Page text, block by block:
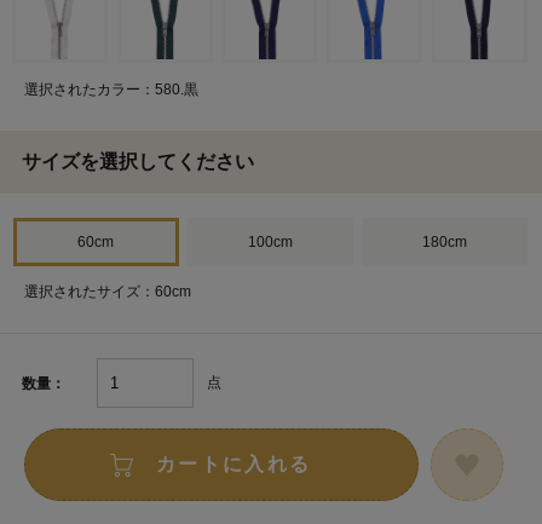
選択されたカラー：580.黒
サイズを選択してください
60cm 100cm 180cm
選択されたサイズ：60cm
数量： 点
カートに入れる